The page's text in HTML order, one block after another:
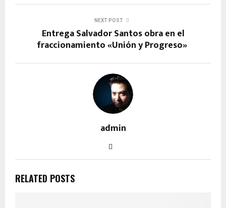
NEXT POST
Entrega Salvador Santos obra en el
fraccionamiento «Unión y Progreso»
admin
RELATED POSTS